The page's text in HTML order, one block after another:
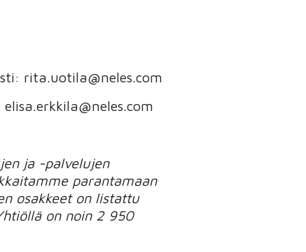
rita.uotila@neles.com
ja -palvelujen
parantamaan
osakkeet on listattu
on noin 2 950